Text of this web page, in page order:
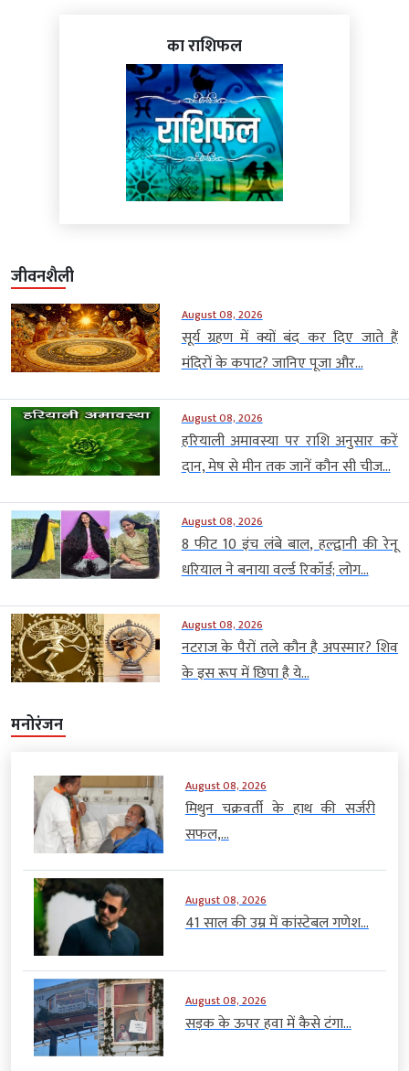
का राशिफल
जीवनशैली
August 08, 2026
सूर्य ग्रहण में क्यों बंद कर दिए जाते हैं
मंदिरों के कपाट? जानिए पूजा और...
August 08, 2026
हरियाली अमावस्या पर राशि अनुसार करें
दान, मेष से मीन तक जानें कौन सी चीज...
August 08, 2026
8 फीट 10 इंच लंबे बाल, हल्द्वानी की रेनू
धरियाल ने बनाया वर्ल्ड रिकॉर्ड; लोग...
August 08, 2026
नटराज के पैरों तले कौन है अपस्मार? शिव
के इस रूप में छिपा है ये...
मनोरंजन
August 08, 2026
मिथुन चक्रवर्ती के हाथ की सर्जरी
सफल,...
August 08, 2026
41 साल की उम्र में कांस्टेबल गणेश...
August 08, 2026
सड़क के ऊपर हवा में कैसे टंगा...